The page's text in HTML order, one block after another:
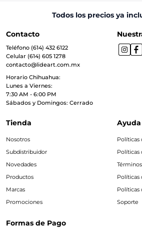
Todos los precios ya
Contacto
Teléfono (614) 432 6122
Celular (614) 605 1278
contacto@lideart.com.mx
Horario Chihuahua:
Lunes a Viernes:
7:30 AM - 6:00 PM
Sábados y Domingos: Cerrado
Tienda
Nosotros
Subdistribuidor
Novedades
Productos
Marcas
Promociones
Ayuda
Políticas
Políticas
Políticas
Políticas
Soporte
Formas de Pago